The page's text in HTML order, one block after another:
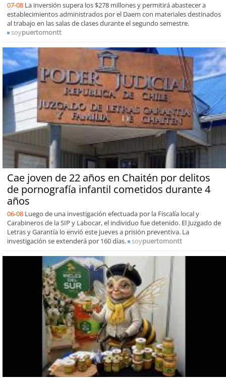
07-08 La inversión supera los $278 millones y permitirá abastecer a
establecimientos administrados por el Daem con materiales destinados
al trabajo en las salas de clases durante el segundo semestre.
soypuertomontt
Cae joven de 22 años en Chaitén por delitos
de pornografía infantil cometidos durante 4
años
06-08 Luego de una investigación efectuada por la Fiscalía local y
Carabineros de la SIP y Labocar, el individuo fue detenido. El Juzgado de
Letras y Garantía lo envió este jueves a prisión preventiva. La
investigación se extenderá por 160 días.
soypuertomontt